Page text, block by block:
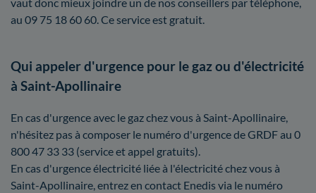
au 09 75 18 60 60. Ce service est gratuit.
Qui appeler d'urgence pour le gaz ou d'électricité
à Saint-Apollinaire
En cas d'urgence avec le gaz chez vous à Saint-Apollinaire,
n'hésitez pas à composer le numéro d'urgence de GRDF au 0
800 47 33 33 (service et appel gratuits).
En cas d'urgence électricité liée à l'électricité chez vous à
Saint-Apollinaire, entrez en contact Enedis via le numéro